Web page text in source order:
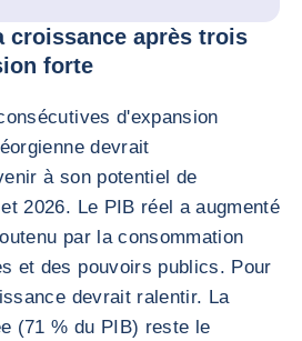
croissance après trois
forte
d'expansion
devrait
à son potentiel de
2026. Le PIB réel a augmenté
par la consommation
et des pouvoirs publics. Pour
devrait ralentir. La
(71 % du PIB) reste le